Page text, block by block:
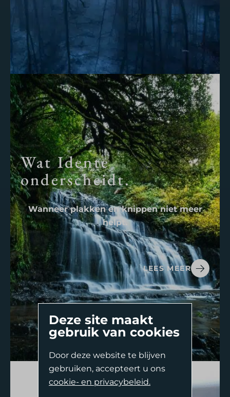
Wat Idente
onderscheidt.
Wanneer plakken en knippen niet meer
helpt.
LEES MEER
Wanneer plakken en knippen niet meer helpt.
Naar aanleiding van wat u gelezen heeft wilt u
Second Opinion
Oriënterend Gesprek
Complexe Endodontologie
(wortelkanaalbehandelingen).
Deze site maakt
gebruik van cookies
Door deze website te blijven
gebruiken, accepteert u ons
cookie- en privacybeleid.